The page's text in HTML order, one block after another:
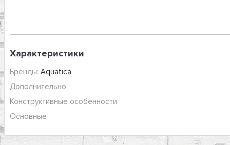
Характеристики
Бренды: Aquatica
Дополнительно
Конструктивные особенности
Основные